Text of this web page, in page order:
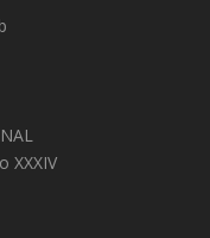
XXXIV